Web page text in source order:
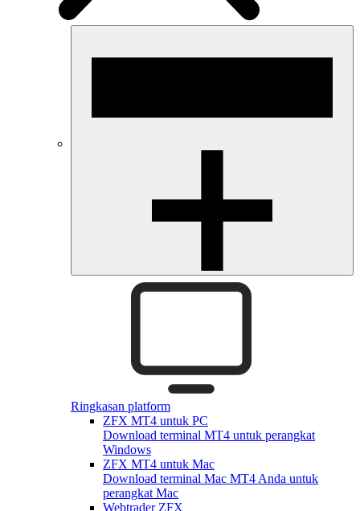
Ringkasan platform
ZFX MT4 untuk PC
Download terminal MT4 untuk perangkat
Windows
ZFX MT4 untuk Mac
Download terminal Mac MT4 Anda untuk
perangkat Mac
Webtrader ZFX